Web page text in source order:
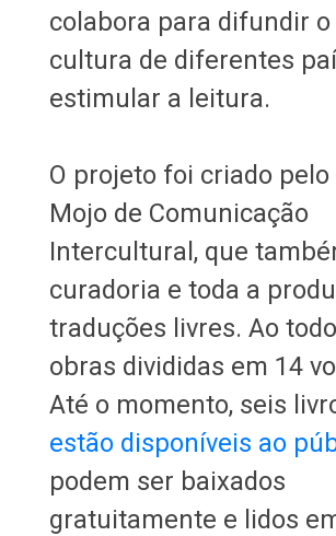
colabora para difundir o
cultura de diferentes
estimular a leitura.
O projeto foi criado
Mojo de Comunicação
Intercultural, que
curadoria e toda a
traduções livres. Ao
obras divididas em 14
Até o momento, seis
estão disponíveis ao
podem ser baixados
gratuitamente e lidos